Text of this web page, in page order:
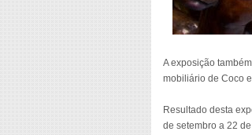
A exposição
mobiliário de Coco
Resultado desta
de setembro a 22